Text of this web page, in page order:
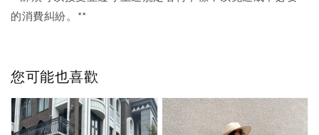
的消費糾紛。**
您可能也喜歡